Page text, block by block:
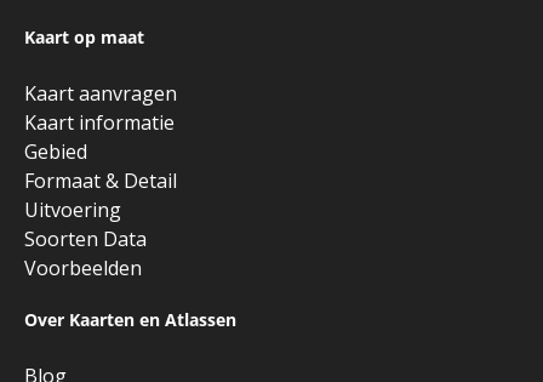
Kaart op maat
Kaart aanvragen
Kaart informatie
Gebied
Formaat & Detail
Uitvoering
Soorten Data
Voorbeelden
Over Kaarten en Atlassen
Blog